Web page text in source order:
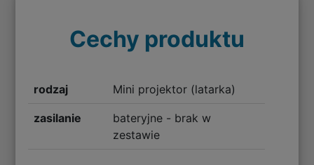
Cechy produktu
rodzaj Mini projektor (latarka)
zasilanie
bateryjne - brak w
zestawie